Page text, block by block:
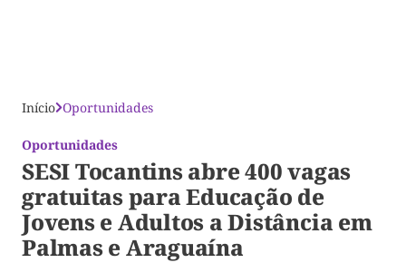
Início Oportunidades
Oportunidades
SESI Tocantins abre 400 vagas
gratuitas para Educação de
Jovens e Adultos a Distância em
Palmas e Araguaína